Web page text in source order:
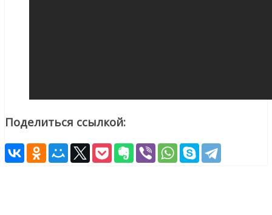
Поделиться ссылкой: